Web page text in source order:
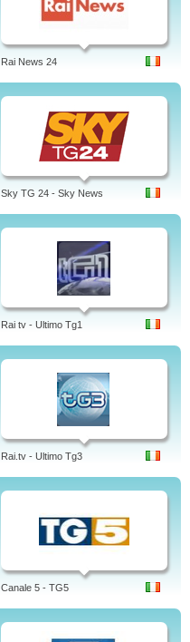
Rai News 24
Sky TG 24 - Sky News
Rai tv - Ultimo Tg1
Rai.tv - Ultimo Tg3
Canale 5 - TG5